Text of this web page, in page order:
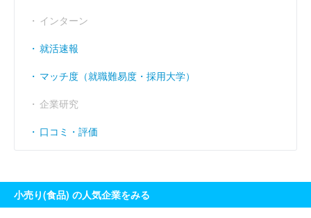
インターン
就活速報
マッチ度（就職難易度・採用大学）
企業研究
口コミ・評価
小売り(食品) の人気企業をみる